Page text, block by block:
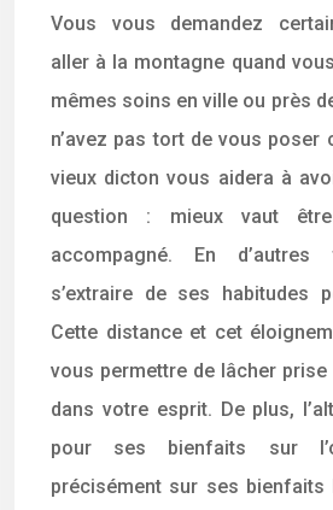
Vous vous demandez
aller à la montagne quand
mêmes soins en ville ou près
n’avez pas tort de vous poser
vieux dicton vous aidera à
question : mieux vaut
accompagné. En
s’extraire de ses habitudes
Cette distance et cet
vous permettre de lâcher
dans votre esprit. De plus,
pour ses bienfaits sur
précisément sur ses